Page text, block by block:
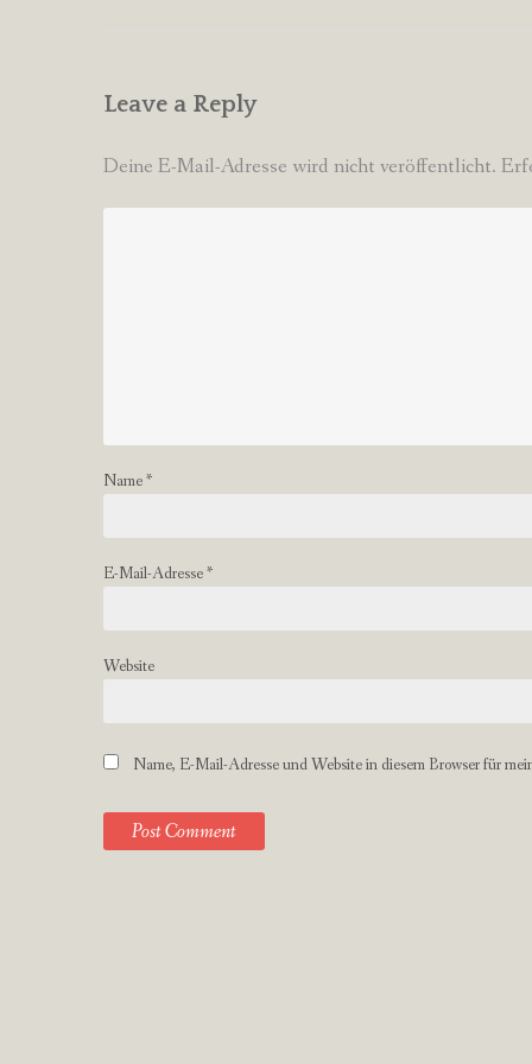
Leave a Reply
Deine E-Mail-Adresse wird nicht veröffentlicht.
Name*
E-Mail-Adresse*
Website
Name, E-Mail-Adresse und Website in diesem Browser für